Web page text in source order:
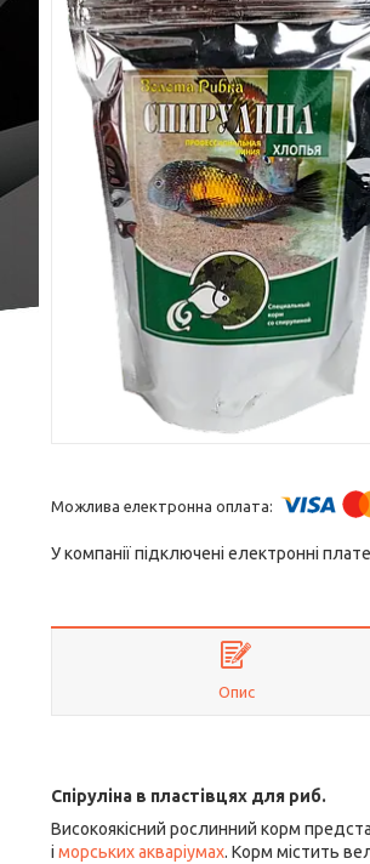
У компанії підключені електронні
Опис
Спіруліна в пластівцях для риб.
Високоякісний рослинний корм
і морських акваріумах. Корм містить